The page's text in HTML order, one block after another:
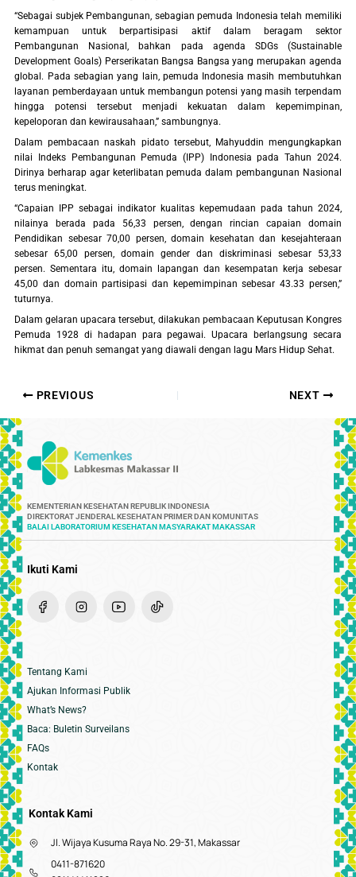
“Sebagai subjek Pembangunan, sebagian pemuda Indonesia telah memiliki
kemampuan untuk berpartisipasi aktif dalam beragam sektor
Pembangunan Nasional, bahkan pada agenda SDGs (Sustainable
Development Goals) Perserikatan Bangsa Bangsa yang merupakan agenda
global. Pada sebagian yang lain, pemuda Indonesia masih membutuhkan
layanan pemberdayaan untuk membangun potensi yang masih terpendam
hingga potensi tersebut menjadi kekuatan dalam kepemimpinan,
kepeloporan dan kewirausahaan,” sambungnya.
Dalam pembacaan naskah pidato tersebut, Mahyuddin mengungkapkan
nilai Indeks Pembangunan Pemuda (IPP) Indonesia pada Tahun 2024.
Dirinya berharap agar keterlibatan pemuda dalam pembangunan Nasional
terus meningkat.
“Capaian IPP sebagai indikator kualitas kepemudaan pada tahun 2024,
nilainya berada pada 56,33 persen, dengan rincian capaian domain
Pendidikan sebesar 70,00 persen, domain kesehatan dan kesejahteraan
sebesar 65,00 persen, domain gender dan diskriminasi sebesar 53,33
persen. Sementara itu, domain lapangan dan kesempatan kerja sebesar
45,00 dan domain partisipasi dan kepemimpinan sebesar 43.33 persen,”
tuturnya.
Dalam gelaran upacara tersebut, dilakukan pembacaan Keputusan Kongres
Pemuda 1928 di hadapan para pegawai. Upacara berlangsung secara
hikmat dan penuh semangat yang diawali dengan lagu Mars Hidup Sehat.
PREVIOUS NEXT
KEMENTERIAN KESEHATAN REPUBLIK INDONESIA
DIREKTORAT JENDERAL KESEHATAN PRIMER DAN KOMUNITAS
BALAI LABORATORIUM KESEHATAN MASYARAKAT MAKASSAR
Ikuti Kami
Tentang Kami
Ajukan Informasi Publik
What’s News?
Baca: Buletin Surveilans
FAQs
Kontak
Kontak Kami
Jl. Wijaya Kusuma Raya No. 29-31, Makassar
0411-871620